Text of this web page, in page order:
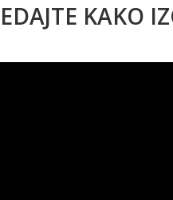
KAKO